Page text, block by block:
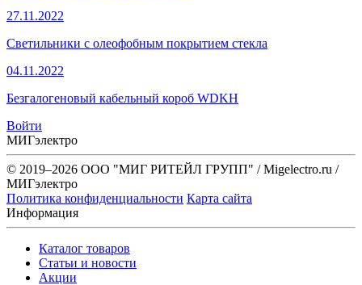
27.11.2022
Светильники с олеофобным покрытием стекла
04.11.2022
Безгалогеновый кабельный короб WDKH
Войти
МИГэлектро
© 2019–2026 ООО "МИГ РИТЕЙЛ ГРУПП" / Migelectro.ru /
МИГэлектро
Политика конфиденциальности Карта сайта
Информация
Каталог товаров
Статьи и новости
Акции